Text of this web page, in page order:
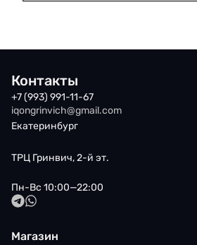
Контакты
+7 (993) 991-11-67
iqongrinvich@gmail.com
Екатеринбург
ТРЦ Гринвич, 2-й эт.
Пн-Вс 10:00—22:00
Магазин